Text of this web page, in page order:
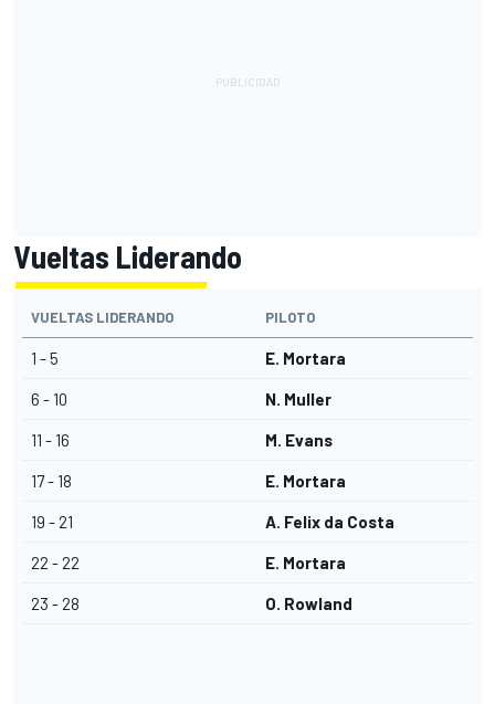
Vueltas Liderando
VUELTAS LIDERANDO PILOTO
1 - 5 E. Mortara
6 - 10 N. Muller
11 - 16 M. Evans
17 - 18 E. Mortara
19 - 21 A. Felix da Costa
22 - 22 E. Mortara
23 - 28 O. Rowland